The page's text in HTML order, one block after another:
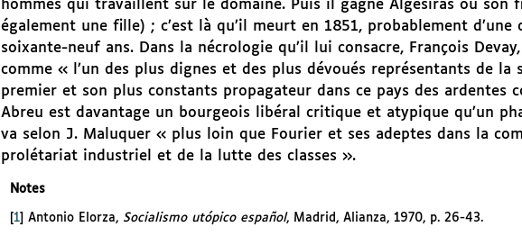
hommes qui travaillent sur le domaine. Puis il gagne Algésiras où son
également une fille) ; c’est là qu’il meurt en 1851, probablement d’une
soixante-neuf ans. Dans la nécrologie qu’il lui consacre, François
comme « l’un des plus dignes et des plus dévoués représentants de la
premier et son plus constants propagateur dans ce pays des ardentes
Abreu est davantage un bourgeois libéral critique et atypique qu’un
va selon J. Maluquer « plus loin que Fourier et ses adeptes dans la
prolétariat industriel et de la lutte des classes ».
Notes
1] Antonio Elorza, Socialismo utópico español, Madrid, Alianza, 1970, p. 26-43.